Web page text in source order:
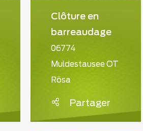
Clôture en
barreaudage
06774
Muldestausee OT
Rösa
Partager